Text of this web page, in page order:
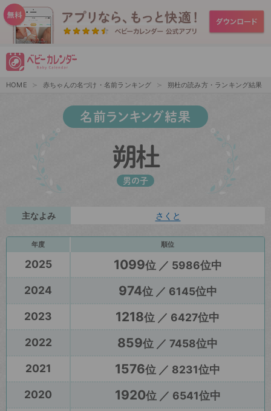
HOME 赤ちゃんの名づけ・名前ランキング 朔杜の読み方・ランキング結果
名前ランキング結果
朔杜
男の子
主なよみ さくと
年度 順位
2025 1099位 ／ 5986位中
2024
974位 ／ 6145位中
2023
1218位 ／ 6427位中
2022
859位 ／ 7458位中
2021
1576位 ／ 8231位中
2020
1920位 ／ 6541位中